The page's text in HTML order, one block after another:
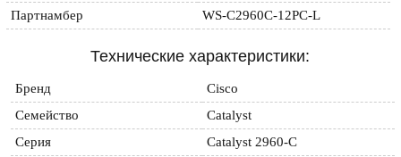
Партнамбер
WS-C2960C-12PC-L
Технические характеристики:
Бренд
Cisco
Семейство
Catalyst
Серия
Catalyst 2960-C